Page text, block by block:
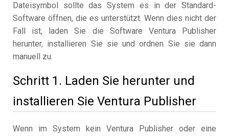
Dateisymbol sollte das System es in der Standard-
Software öffnen, die es unterstützt. Wenn dies nicht der
Fall ist, laden Sie die Software Ventura Publisher
herunter, installieren Sie sie und ordnen Sie sie dann
manuell zu.
Schritt 1. Laden Sie herunter und
installieren Sie Ventura Publisher
Wenn im System kein Ventura Publisher oder eine